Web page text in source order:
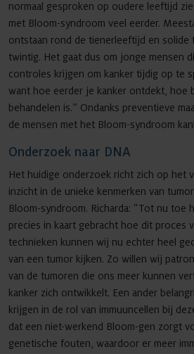
normaal ­gesproken op oudere leeftijd
met Bloom-syndroom veel eerder.
ontstaan rond de tienerleeftijd en solide
twintig. Het gaat dus om jonge mensen
controles krijgen om kanker tijdig op te
want hoe eerder je kanker ontdekt, hoe
behandelen is.” Ondanks preventieve
de mensen met het Bloom-­syndroom
Onderzoek naar DNA
Het huidige onderzoek richt zich op het
inzicht in de unieke kenmerken van
Bloom-syndroom. Richarda: “Tot nu toe
precies in kaart gebracht hoe dit proces
technieken kunnen wij nu echter heel
van een tumor kijken. Zo willen wij
van de tumoren die ons meer kunnen
kanker zich ontwikkelt. Een ander
krijgen in de rol van immuuncellen bij
dat een niet-werkend Bloom-gen zorgt
genetische fouten, waardoor er meer